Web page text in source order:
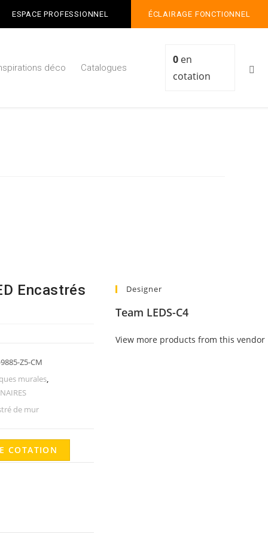
ESPACE PROFESSIONNEL ÉCLAIRAGE FONCTIONNEL
déco Catalogues
0 en
cotation
Encastrés
Z5-CM
murales,
de mur
COTATION
Designer
Team LEDS-C4
View more products from this vendor